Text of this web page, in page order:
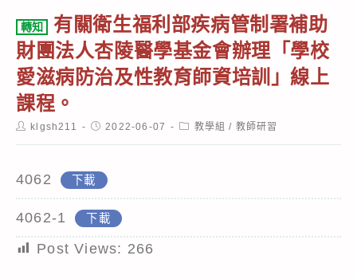
轉知
有關衛生福利部疾病管制署補助
財團法人杏陵醫學基金會辦理「學校
愛滋病防治及性教育師資培訓」線上
課程。
Postklgsh211
Post2022-06-07
Post教學組 / 教師研習
4062 下載
4062-1 下載
Post Views: 266